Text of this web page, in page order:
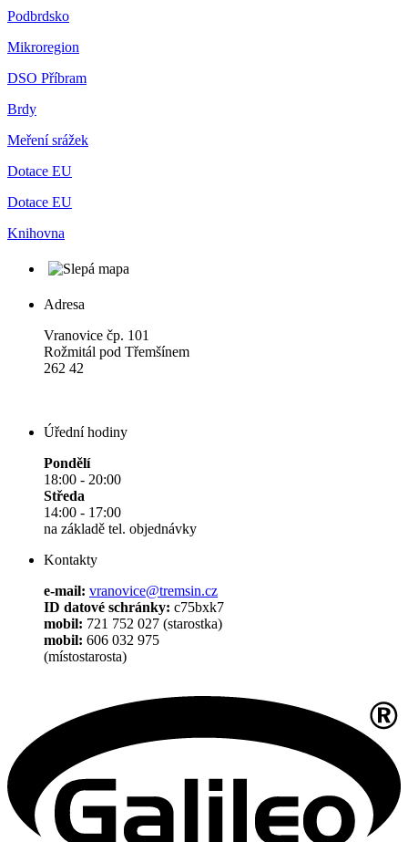
Podbrdsko
Mikroregion
DSO Příbram
Brdy
Meření srážek
Dotace EU
Dotace EU
Knihovna
Adresa
Vranovice čp. 101
Rožmitál pod Třemšínem
262 42
Úřední hodiny
Pondělí
18:00 - 20:00
Středa
14:00 - 17:00
na základě tel. objednávky
Kontakty
e-mail: vranovice@tremsin.cz
ID datové schránky: c75bxk7
mobil: 721 752 027 (starostka)
mobil: 606 032 975
(místostarosta)